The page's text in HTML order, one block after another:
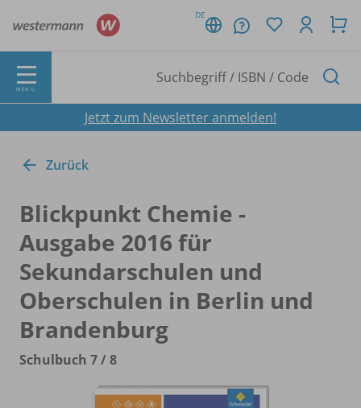
DE
MENÜ
Jetzt zum Newsletter anmelden!
Zurück
Blickpunkt Chemie -
Ausgabe 2016 für
Sekundarschulen und
Oberschulen in Berlin und
Brandenburg
Schulbuch 7 /8